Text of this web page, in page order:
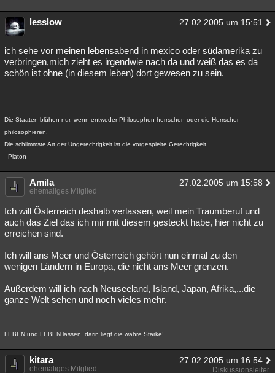
lesslow 27.02.2005 um 15:51
ich sehe vor meinen lebensabend in mexico oder südamerika zu
verbringen,mich zieht es irgendwie nach da und weiß das es da
schön ist ohne (in diesem leben) dort gewesen zu sein.
Die Staaten blühen nur, wenn entweder Philosophen herrschen oder die Herrscher
philosophieren.
Die schlimmste Art der Ungerechtigkeit ist die vorgespielte Gerechtigkeit.
- Platon -
Amila 27.02.2005 um 15:58
ehemaliges Mitglied
Ich will Österreich deshalb verlassen, weil mein Traumberuf und
auch das Ziel das ich mir mit diesem gesteckt habe, hier nicht zu
erreichen sind.
Ich will ans Meer und Österreich gehört nun einmal zu den
wenigen Ländern in Europa, die nicht ans Meer grenzen.
Außerdem will ich nach Neuseeland, Island, Japan, Afrika,...die
ganze Welt sehen und noch vieles mehr.
LEBEN und LEBEN lassen, darin liegt die wahre Stärke!
kitara 27.02.2005 um 16:54
ehemaliges Mitglied Diskussionsleiter